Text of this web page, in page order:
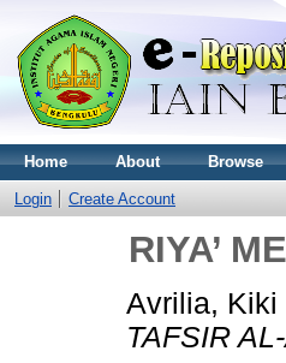
Home About Browse
Login Create Account
RIYA’
Avrilia, Kiki
TAFSIR